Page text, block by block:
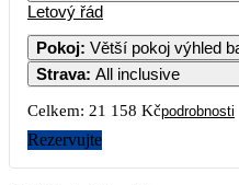
Letový řád
Pokoj: Větší pokoj výhled
Strava: All inclusive
Celkem: 21 158 Kčpodrobnosti
Rezervujte